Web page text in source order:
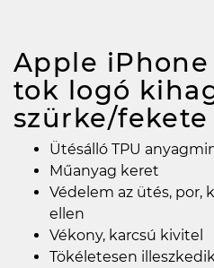
Apple iPhone
tok logó
szürke/fekete
Ütésálló TPU
Műanyag keret
Védelem az ütés, por,
ellen
Vékony, karcsú kivitel
Tökéletesen